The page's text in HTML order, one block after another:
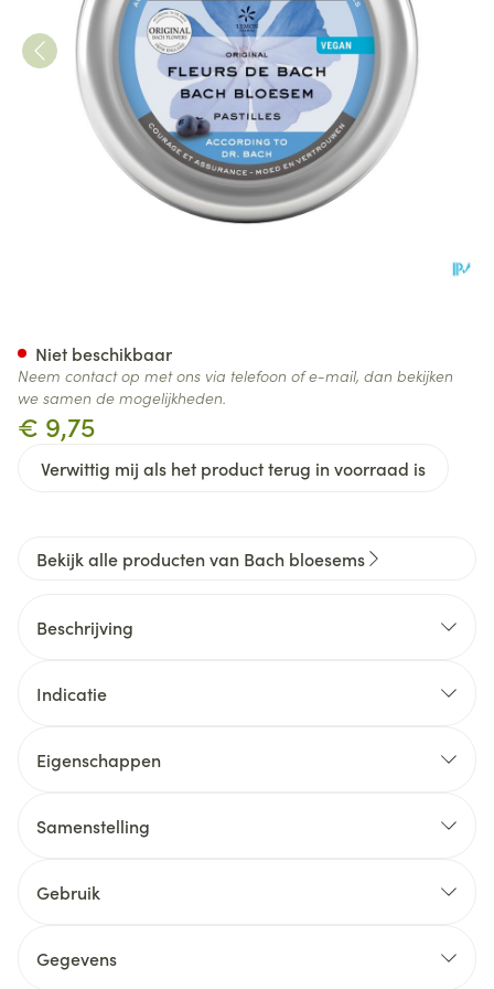
€ 9,75
Verwittig mij als het product terug in voorraad is
Niet beschikbaar
Neem contact op met ons via telefoon of e-mail, dan bekijken
we samen de mogelijkheden.
Bekijk alle producten van Bach bloesems
Beschrijving
Indicatie
Eigenschappen
Samenstelling
Gebruik
Gegevens